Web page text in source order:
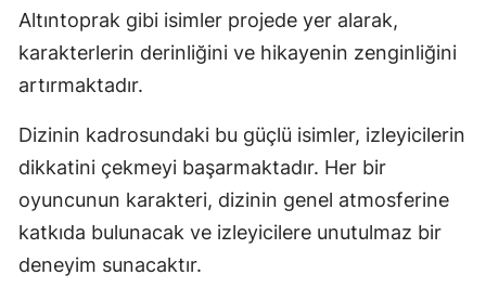
Nevşehir
Ordu
Sakarya
Altıntoprak gibi isimler projede yer alarak,
karakterlerin derinliğini ve hikayenin zenginliğini
artırmaktadır.
Dizinin kadrosundaki bu güçlü isimler, izleyicilerin
dikkatini çekmeyi başarmaktadır. Her bir
oyuncunun karakteri, dizinin genel atmosferine
katkıda bulunacak ve izleyicilere unutulmaz bir
deneyim sunacaktır.